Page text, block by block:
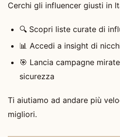
Cerchi gli influencer giusti in
🔍 Scopri liste curate di
📊 Accedi a insight di
🎯 Lancia campagne
sicurezza
Ti aiutiamo ad andare più
migliori.